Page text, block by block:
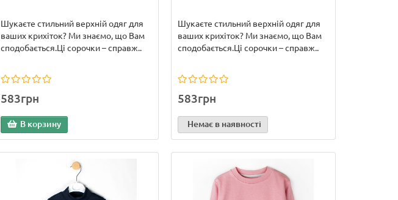
Шукаєте стильний верхній одяг для
ваших крихіток? Ми знаємо, що Вам
сподобається.Ці сорочки – справж..
583грн
В корзину
Шукаєте стильний верхній одяг для
ваших крихіток? Ми знаємо, що Вам
сподобається.Ці сорочки – справж..
583грн
Немає в наявності